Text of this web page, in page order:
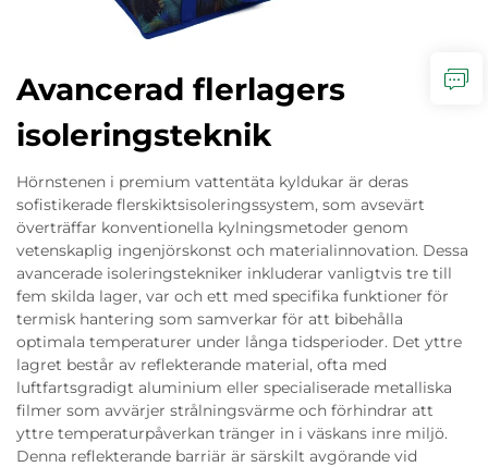
Avancerad flerlagers
isoleringsteknik
Hörnstenen i premium vattentäta kyldukar är deras
sofistikerade flerskiktsisoleringssystem, som avsevärt
överträffar konventionella kylningsmetoder genom
vetenskaplig ingenjörskonst och materialinnovation. Dessa
avancerade isoleringstekniker inkluderar vanligtvis tre till
fem skilda lager, var och ett med specifika funktioner för
termisk hantering som samverkar för att bibehålla
optimala temperaturer under långa tidsperioder. Det yttre
lagret består av reflekterande material, ofta med
luftfartsgradigt aluminium eller specialiserade metalliska
filmer som avvärjer strålningsvärme och förhindrar att
yttre temperaturpåverkan tränger in i väskans inre miljö.
Denna reflekterande barriär är särskilt avgörande vid